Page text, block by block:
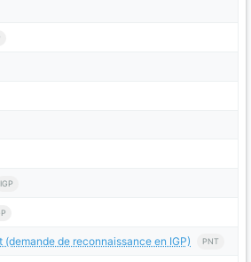
IGP
de reconnaissance en IGP) PNT